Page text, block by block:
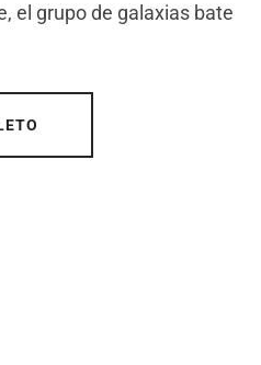
el grupo de galaxias bate